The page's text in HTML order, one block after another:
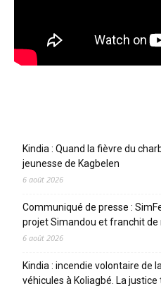
Kindia : Quand la fièvre du
jeunesse de Kagbelen
6 août 2026
Communiqué de presse :
projet Simandou et franchit
6 août 2026
Kindia : incendie volontaire de
véhicules à Koliagbé. La